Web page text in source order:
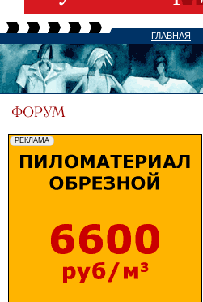
ГЛАВНАЯ